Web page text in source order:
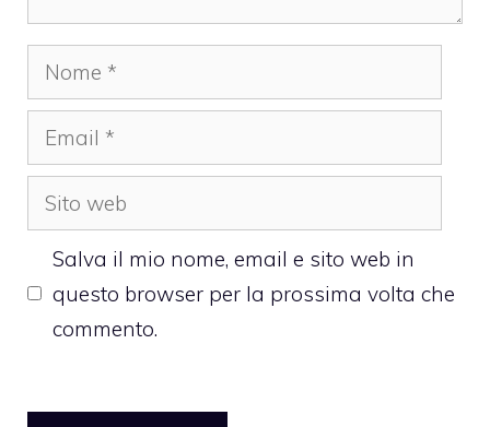
Nome
Email
Sito
web
Salva il mio nome, email e sito web in
questo browser per la prossima volta che
commento.